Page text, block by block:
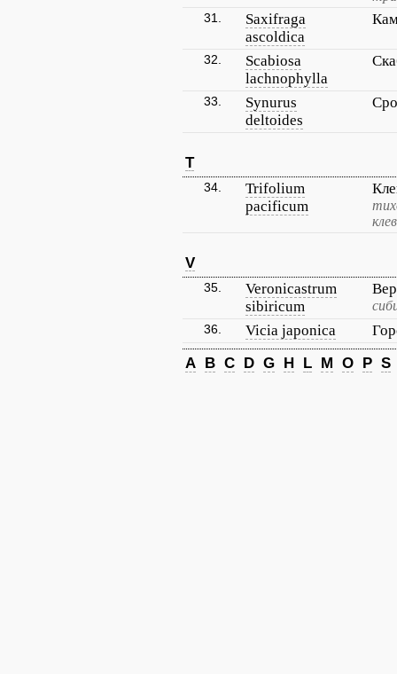
31.
Saxifraga
ascoldica
32.
Scabiosa
lachnophylla
33.
Synurus
deltoides
T
34.
Trifolium
pacificum
V
35.
Veronicastrum
sibiricum
36. Vicia japonica
A B C D G H L M O P S